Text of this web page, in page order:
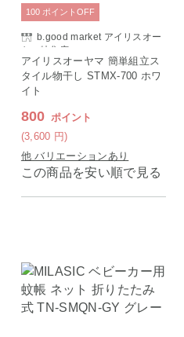
b.good market アイリスオー
ヤマ特集店
アイリスオーヤマ 簡単組立ス
タイル物干し STMX-700 ホワ
イト
800 ポイント
(3,600 円)
100 ポイント OFF
他 バリエーションあり
この商品を安い順で見る